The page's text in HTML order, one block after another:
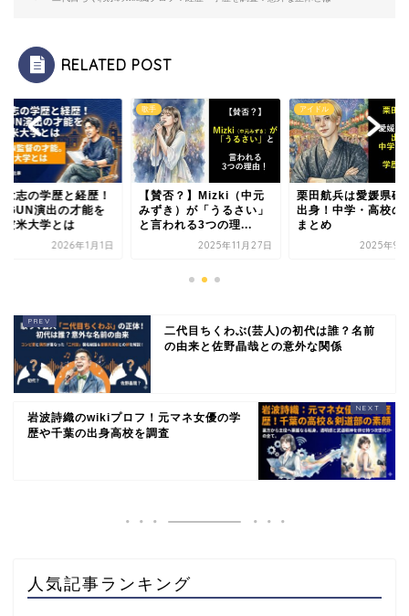
RELATED POST
壮志の学歴と経歴！
演出の才能を
だ米大学とは
2026年1月1日
歌手
【賛否？】Mizki（中元
みずき）が「うるさい」
と言われる3つの理...
2025年11月27日
アイドル
栗田航兵は愛媛県砥
出身！中学・高校の
まとめ
2025年9
二代目ちくわぶ(芸人)の初代は誰？名前
の由来と佐野晶哉との意外な関係
岩波詩織のwikiプロフ！元マネ女優の学
歴や千葉の出身高校を調査
人気記事ランキング